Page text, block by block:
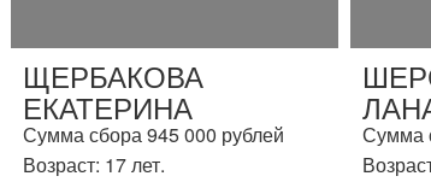
ЩЕРБАКОВА
ЕКАТЕРИНА
Сумма сбора 945 000 рублей
Возраст: 17 лет.
Сумма